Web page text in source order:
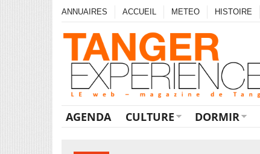
ANNUAIRES ACCUEIL METEO HISTOIRE
AGENDA CULTURE DORMIR